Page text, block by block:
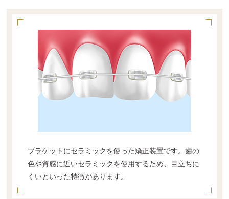
ブラケットにセラミックを使った矯正装置です。歯の
色や質感に近いセラミックを使用するため、目立ちに
くいといった特徴があります。